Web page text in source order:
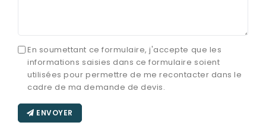
En soumettant ce formulaire, j'accepte que les
informations saisies dans ce formulaire soient
utilisées pour permettre de me recontacter dans le
cadre de ma demande de devis.
ENVOYER